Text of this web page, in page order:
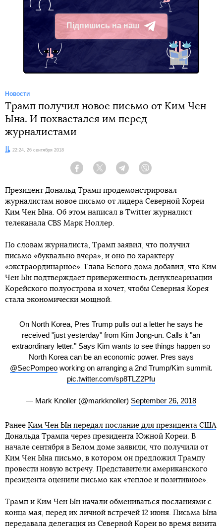
Підпишись на наш
Telegram
Новости
Трамп получил новое письмо от Ким Чен
Ына. И похвастался им перед
журналистами
Дата:22:24, 26 сентября 2018
Facebook Twitter Telegram
Президент Дональд Трамп продемонстрировал
журналистам новое письмо от лидера Северной Кореи
Ким Чен Ына. Об этом написал в Twitter журналист
телеканала CBS Марк Ноллер.
По словам журналиста, Трамп заявил, что получил
письмо «буквально вчера», и оно по характеру
«экстраординарное». Глава Белого дома добавил, что Ким
Чен Ын подтверждает приверженность денуклеаризации
Корейского полуострова и хочет, чтобы Северная Корея
стала экономически мощной.
On North Korea, Pres Trump pulls out a letter he says he
received "just yesterday" from Kim Jong-un. Calls it "an
extraordinary letter." Says Kim wants to see things happen so
North Korea can be an economic power. Pres says
@SecPompeoworking on arranging a 2nd Trump/Kim summit.
pic.twitter.com/sp8TLZ2Pfu
— Mark Knoller (@markknoller) September 26, 2018
Ранее Ким Чен Ын передал послание для президента США
Дональда Трампа через президента Южной Кореи. В
начале сентября в Белом доме заявили, что получили от
Ким Чен Ына письмо, в котором он предложил Трампу
провести новую встречу. Представители американского
президента оценили письмо как «теплое и позитивное».
Трамп и Ким Чен Ын начали обмениваться посланиями с
конца мая, перед их личной встречей 12 июня. Письма Ына
передавала делегация из Северной Кореи во время визита